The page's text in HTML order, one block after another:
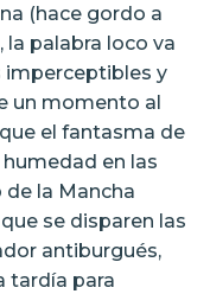
(hace gordo a
la palabra loco va
imperceptibles y
un momento al
el fantasma de
en las
de la Mancha
se disparen las
antiburgués,
tardía para